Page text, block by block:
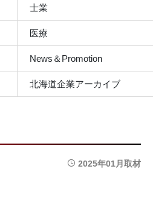
士業
医療
News＆Promotion
北海道企業アーカイブ
2025年01月取材